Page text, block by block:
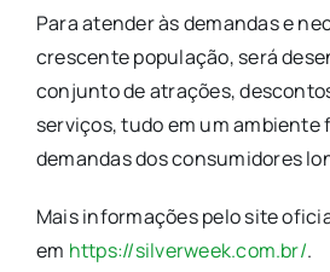
Para atender às demandas e
crescente população, será
conjunto de atrações,
serviços, tudo em um ambiente
demandas dos consumidores
Mais informações pelo site
em https://silverweek.com.br/.